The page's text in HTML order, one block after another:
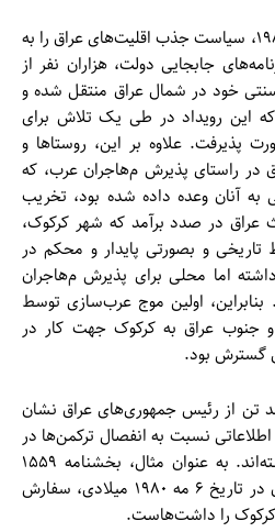
دولت صدام حسین در سال ۱۹۸۰، سیاست جذب اقلیت‌‌های عراق را به
جابجایی دولت، هزاران نفر از
خود در شمال عراق منتقل شده و
این رویداد در طی یک تلاش برای
پذیرفت. علاوه بر این، روستا‌ها و
در راستای پذیرش م‌هاجران عرب، که
به آنان وعده داده شده بود، تخریب
عراق در صدد برآمد که شهر کرکوک،
تاریخی و بصورتی پایدار و محکم در
اما محلی برای پذیرش م‌هاجران
اولین موج عرب‌سازی توسط
و جنوب عراق به کرکوک جهت کار در
گسترش بود.
تن از رئیس جمهوری‌‌های عراق نشان
نسبت به انفصال ترکمن‌‌ها در
حکومت بعث امعان نظر داشته‌اند. به عنوان مثال، بخشنامه ۱۵۵۹
صادره از اطلاعات نظامی عراق در تاریخ ۶ مه ۱۹۸۰ میلادی، سفارش
کرکوک را داشت‌هاست.